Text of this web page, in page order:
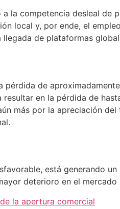
la competencia desleal de
local y, por ende, el
de plataformas
de
en la pérdida de
más por la apreciación
está generando
deterioro en el
la apertura comercial